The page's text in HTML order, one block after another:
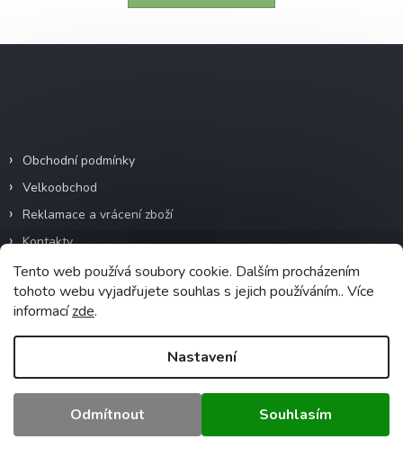
Tento web používá soubory cookie. Dalším procházením
tohoto webu vyjadřujete souhlas s jejich používáním.. Více
informacízde.
Nastavení
Odmítnout Souhlasím
Obchodní podmínky
Velkoobchod
Reklamace a vrácení zboží
Kontakty
Ochrana osobních údajů
Heureka - ověřené recenze
Recyklační poplatky
Odebírat newsletter